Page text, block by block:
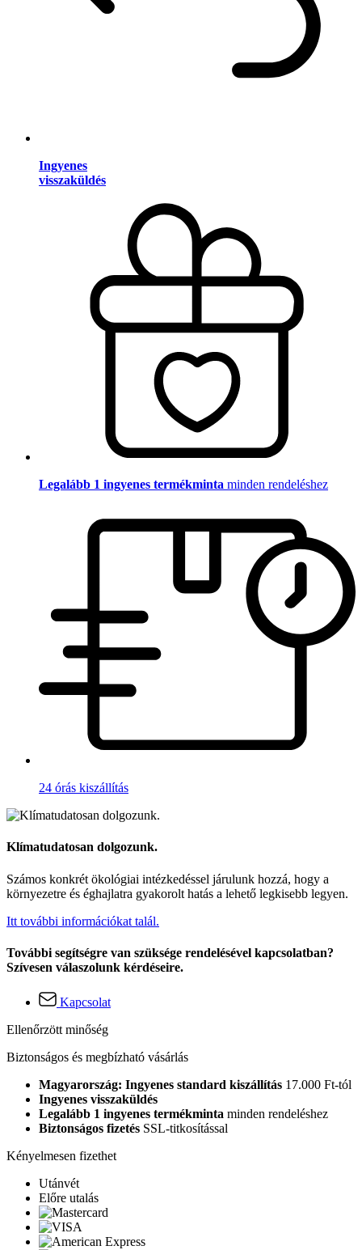
Ingyenes
visszaküldés
Legalább 1 ingyenes termékminta minden rendeléshez
24 órás kiszállítás
Klímatudatosan dolgozunk.
Számos konkrét ökológiai intézkedéssel járulunk hozzá, hogy a
környezetre és éghajlatra gyakorolt hatás a lehető legkisebb legyen.
Itt további információkat talál.
További segítségre van szüksége rendelésével kapcsolatban?
Szívesen válaszolunk kérdéseire.
Kapcsolat
Ellenőrzött minőség
Biztonságos és megbízható vásárlás
Magyarország: Ingyenes standard kiszállítás 17.000 Ft-tól
Ingyenes visszaküldés
Legalább 1 ingyenes termékminta minden rendeléshez
Biztonságos fizetés SSL-titkosítással
Kényelmesen fizethet
Utánvét
Előre utalás